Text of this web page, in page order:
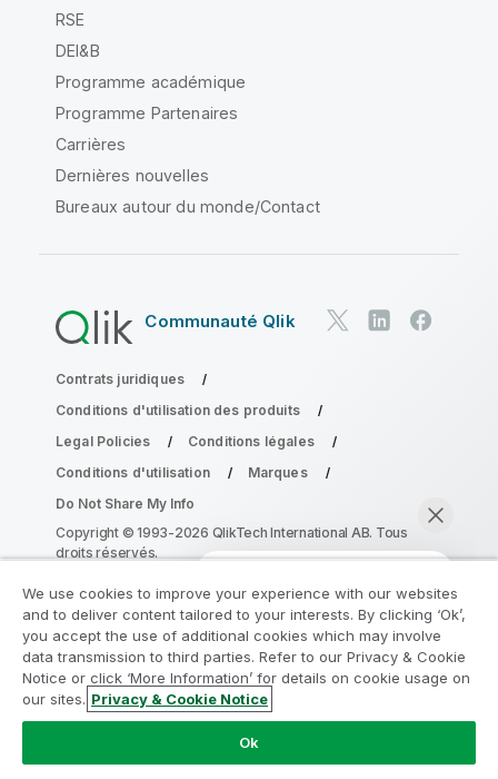
Discuter maintenant
RSE
DEI&B
Programme académique
Programme Partenaires
Carrières
Dernières nouvelles
Bureaux autour du monde/Contact
Communauté Qlik
Contrats juridiques
Conditions d'utilisation des produits
Legal Policies
Conditions légales
Conditions d'utilisation
Marques
Do Not Share My Info
Copyright © 1993-2026 QlikTech International AB. Tous
droits réservés.
Rejoignez le Programme de
modernisation analytique
Modernisez votre système sans compromettre vos
précieuses applications QlikView grâce au Programme
de modernisation analytique.
We use cookies to improve your experience with our websites
and to deliver content tailored to your interests. By clicking ‘Ok’,
you accept the use of additional cookies which may involve
data transmission to third parties. Refer to our Privacy & Cookie
Notice or click ‘More Information’ for details on cookie usage on
our sites. Privacy & Cookie Notice
Ok